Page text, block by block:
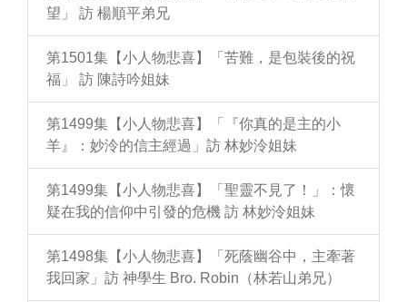
望」 訪 楊順平弟兄
第1501集【小人物悲喜】「苦難，是包裝後的祝
福」 訪 陳詩吟姐妹
第1499集【小人物悲喜】「『你真的是主的小
羊』：妙泠的信主經過」訪 林妙泠姐妹
第1499集【小人物悲喜】「聖靈不見了！」：懷
疑在我的信仰中引發的危機 訪 林妙泠姐妹
第1498集【小人物悲喜】「死蔭幽谷中，主牽著
我回家」訪 神學生 Bro. Robin（林若山弟兄）